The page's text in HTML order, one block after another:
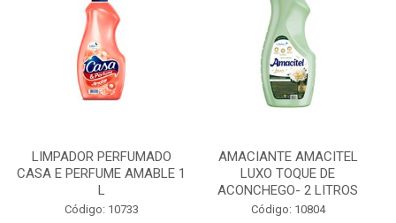
LIMPADOR PERFUMADO
CASA E PERFUME AMABLE 1
L
Código: 10733
AMACIANTE AMACITEL
LUXO TOQUE DE
ACONCHEGO- 2 LITROS
Código: 10804